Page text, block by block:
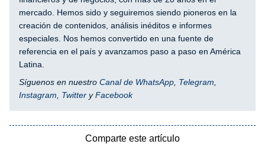
mercado. Hemos sido y seguiremos siendo pioneros en la
creación de contenidos, análisis inéditos e informes
especiales. Nos hemos convertido en una fuente de
referencia en el país y avanzamos paso a paso en América
Latina.
Síguenos en nuestro Canal de WhatsApp Telegram
Instagram
Twitter yFacebook
Comparte este artículo